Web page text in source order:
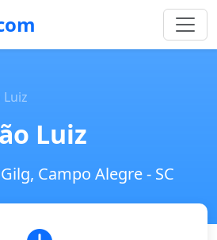
Luiz
Campo Alegre - SC